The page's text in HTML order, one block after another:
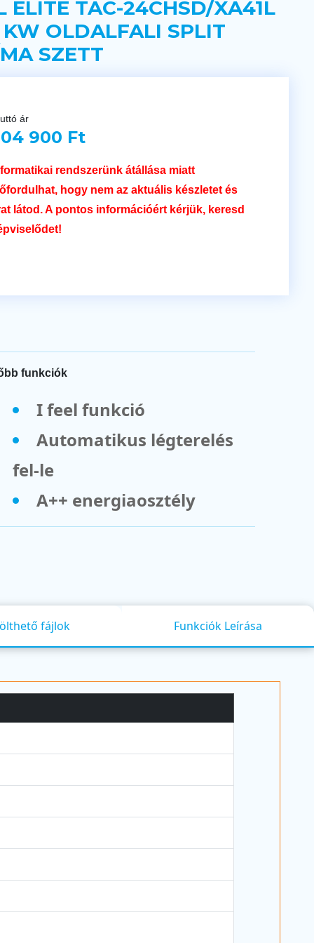
ELITE TAC-24CHSD/XA41L
OLDALFALI SPLIT
SZETT
ár
900 Ft
rendszerünk átállása miatt
hogy nem az aktuális készletet és
látod. A pontos információért kérjük, keresd
funkciók
I feel funkció
Automatikus légterelés
fel-le
A++ energiaosztély
fájlok Funkciók Leírása